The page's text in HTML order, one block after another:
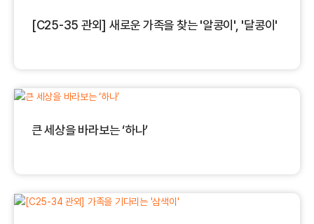
[C25-35 관외] 새로운 가족을 찾는 '알콩이', '달콩이'
큰 세상을 바라보는 ‘하나’